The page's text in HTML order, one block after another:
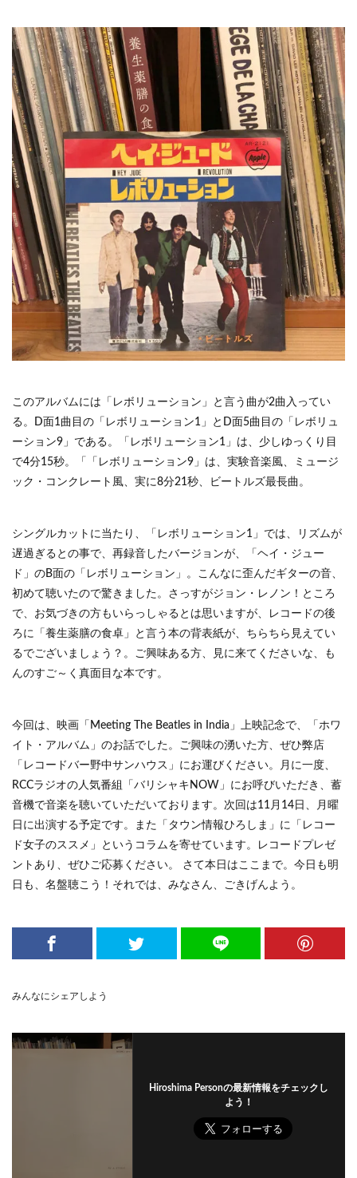
このアルバムには「レボリューション」と言う曲が2曲入ってい
る。D面1曲目の「レボリューション1」とD面5曲目の「レボリュ
ーション9」である。「レボリューション1」は、少しゆっくり目
で4分15秒。「「レボリューション9」は、実験音楽風、ミュージ
ック・コンクレート風、実に8分21秒、ビートルズ最長曲。
シングルカットに当たり、「レボリューション1」では、リズムが
遅過ぎるとの事で、再録音したバージョンが、「ヘイ・ジュー
ド」のB面の「レボリューション」。こんなに歪んだギターの音、
初めて聴いたので驚きました。さっすがジョン・レノン！ところ
で、お気づきの方もいらっしゃるとは思いますが、レコードの後
ろに「養生薬膳の食卓」と言う本の背表紙が、ちらちら見えてい
るでございましょう？。ご興味ある方、見に来てくださいな、も
んのすご～く真面目な本です。
今回は、映画「Meeting The Beatles in India」上映記念で、「ホワ
イト・アルバム」のお話でした。ご興味の湧いた方、ぜひ弊店
「レコードバー野中サンハウス」にお運びください。月に一度、
RCCラジオの人気番組「バリシャキNOW」にお呼びいただき、蓄
音機で音楽を聴いていただいております。次回は11月14日、月曜
日に出演する予定です。また「タウン情報ひろしま」に「レコー
ド女子のススメ」というコラムを寄せています。レコードプレゼ
ントあり、ぜひご応募ください。 さて本日はここまで。今日も明
日も、名盤聴こう！それでは、みなさん、ごきげんよう。
みんなにシェアしよう
Hiroshima Personの最新情報をチェックし
よう！